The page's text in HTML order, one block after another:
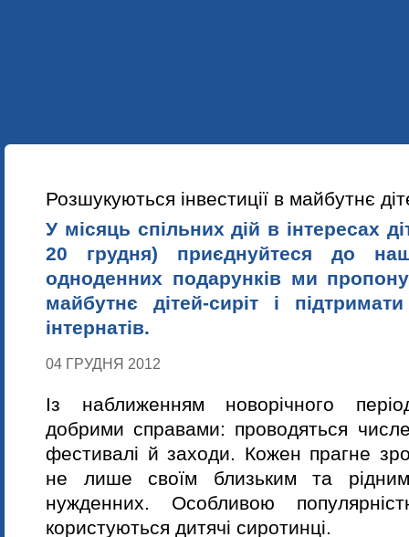
Розшукуються інвестиції в майбутнє
У місяць спільних дій в інтересах
20 грудня) приєднуйтеся до
одноденних подарунків ми
майбутнє дітей-сиріт і
інтернатів.
04 ГРУДНЯ 2012
Із наближенням новорічного
добрими справами: проводяться
фестивалі й заходи. Кожен прагне
не лише своїм близьким та
нужденних. Особливою
користуються дитячі сиротинці.